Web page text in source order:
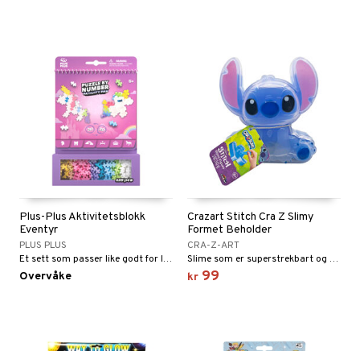
Plus-Plus Aktivitetsblokk
Eventyr
PLUS PLUS
Et sett som passer like godt for lek hjemme som for eventyr på reisen.
Overvåke
Crazart Stitch Cra Z Slimy
Formet Beholder
CRA-Z-ART
Slime som er superstrekbart og mykt!
kr 99